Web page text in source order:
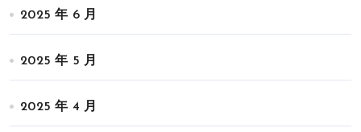
2025 年 6 月
2025 年 5 月
2025 年 4 月